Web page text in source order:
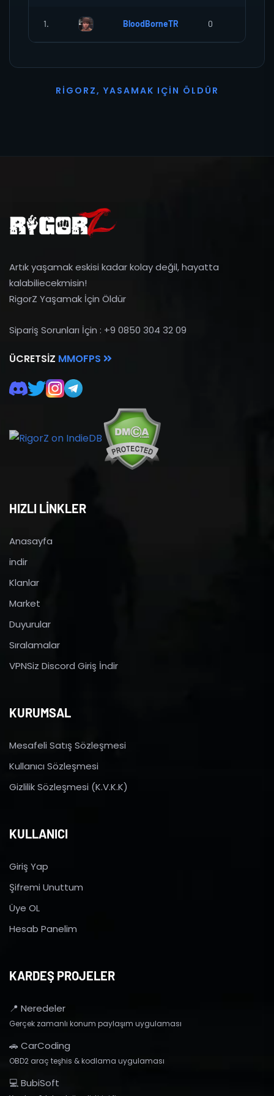
1. BloodBorneTR 0
R I G O R Z, YASAMAK I ÇI N Ö L D Ü R
Artık yaşamak eskisi kadar kolay değil, hayatta
kalabiliecekmisin!
RigorZ Yaşamak İçin Öldür
Sipariş Sorunları İçin : +9 0850 304 32 09
ÜCRETSIZ MMOFPS
HIZLI LİNKLER
Anasayfa
indir
Klanlar
Market
Duyurular
Sıralamalar
VPNSiz Discord Giriş İndir
KURUMSAL
Mesafeli Satış Sözleşmesi
Kullanıcı Sözleşmesi
Gizlilik Sözleşmesi (K.V.K.K)
KULLANICI
Giriş Yap
Şifremi Unuttum
Üye OL
Hesab Panelim
KARDEŞ PROJELER
📍 Neredeler
Gerçek zamanlı konum paylaşım uygulaması
🚗 CarCoding
OBD2 araç teşhis & kodlama uygulaması
💻 BubiSoft